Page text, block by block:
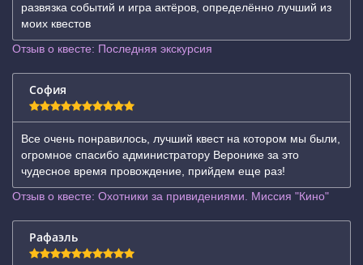
развязка событий и игра актёров, определённо лучший из
моих квестов
Отзыв о квесте: Последняя экскурсия
София
Все очень понравилось, лучший квест на котором мы были,
огромное спасибо администратору Веронике за это
чудесное время провождение, прийдем еще раз!
Отзыв о квесте: Охотники за привидениями. Миссия "Кино"
Рафаэль